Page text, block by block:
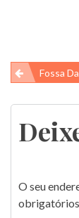
de
Post
Fossa
O seu